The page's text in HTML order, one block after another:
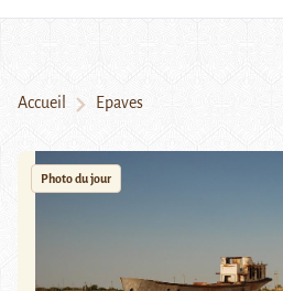
Accueil Epaves
Photo du jour